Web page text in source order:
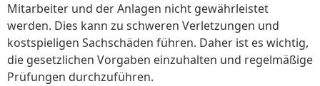
Mitarbeiter und der Anlagen nicht gewährleistet
werden. Dies kann zu schweren Verletzungen und
kostspieligen Sachschäden führen. Daher ist es wichtig,
die gesetzlichen Vorgaben einzuhalten und regelmäßige
Prüfungen durchzuführen.